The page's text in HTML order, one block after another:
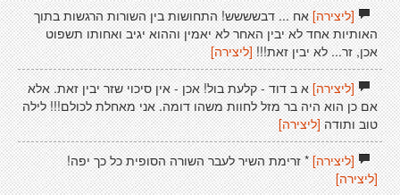
[ליצירה]אח ... דבשששש! התחושות בין השורות הרגשות בתוך
האותיות אחד לא יבין האחר לא יאמין וההוא יגיב ואחותו תשפוט
אכן, זר... לא יבין זאת!!![ליצירה]
[ליצירה]א ב דוד - קלעת בול! אכן - אין סיכוי שזר יבין זאת. אלא
אם כן הוא היה בר מזל לחוות משהו דומה. אני מאחלת לכולם!!! לילה
טוב ותודה [ליצירה]
[ליצירה]* זרימת השיר לעבר השורה הסופית כל כך יפה!
[ליצירה]